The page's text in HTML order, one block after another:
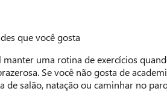
que você gosta
manter uma rotina de exercícios
Se você não gosta de
de salão, natação ou caminhar no